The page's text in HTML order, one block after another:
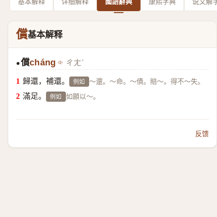
償基本解释
●償cháng ㄔㄤˊ
歸還，補還。 例如 ～還。～命。～債。賠～。得不～失。
滿足。 例如 如願以～。
反馈